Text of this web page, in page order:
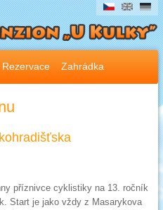
Rezervace Zahrádka
příznivce cyklistiky na 13. ročník
Start je jako vždy z Masarykova